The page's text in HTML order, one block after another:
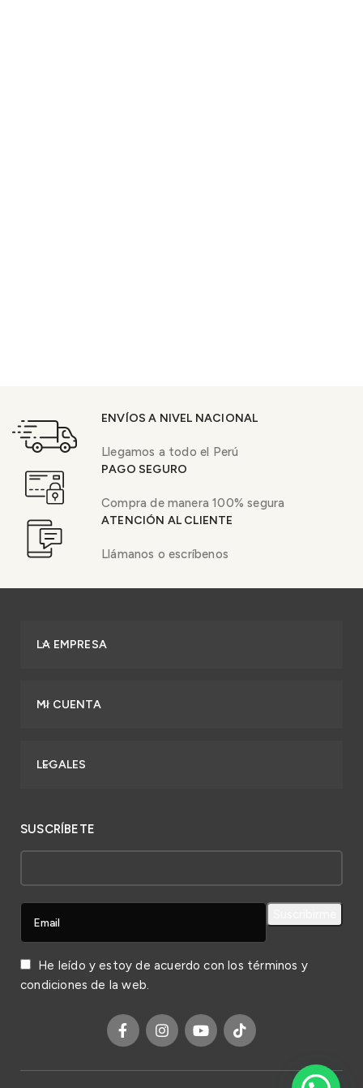
ENVÍOS A NIVEL NACIONAL
Llegamos a todo el Perú
PAGO SEGURO
Compra de manera 100% segura
ATENCIÓN AL CLIENTE
Llámanos o escríbenos
LA EMPRESA
MI CUENTA
LEGALES
SUSCRÍBETE
He leído y estoy de acuerdo con los términos y
condiciones de la web.